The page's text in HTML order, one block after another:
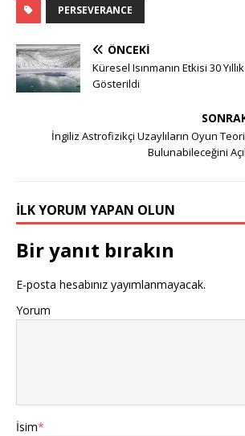
PERSEVERANCE
ÖNCEKI
Küresel Isınmanın Etkisi 30
Gösterildi
İngiliz Astrofizikçi Uzaylıların Oyun
Bulunabileceğini
İLK YORUM YAPAN OLUN
Bir yanıt bırakın
E-posta hesabınız yayımlanmayacak.
Yorum
İsim*